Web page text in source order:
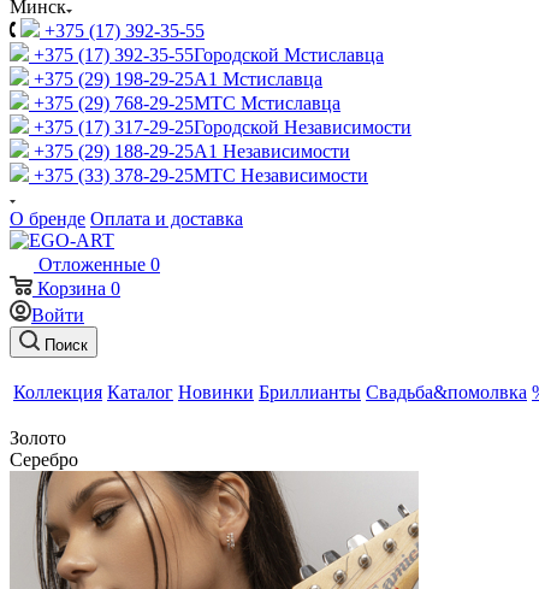
Минск
+375 (17) 392-35-55
+375 (17) 392-35-55Городской Мстиславца
+375 (29) 198-29-25A1 Мстиславца
+375 (29) 768-29-25МТС Мстиславца
+375 (17) 317-29-25Городской Независимости
+375 (29) 188-29-25A1 Независимости
+375 (33) 378-29-25МТС Независимости
О бренде Оплата и доставка
Отложенные 0
Корзина 0
Войти
Поиск
Коллекция Каталог Новинки Бриллианты Свадьба&помолвка
Золото
Серебро